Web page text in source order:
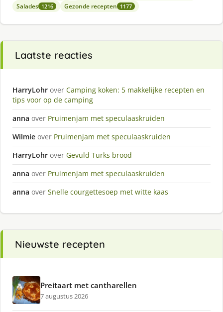
Salades 1216 Gezonde recepten 1177
Laatste reacties
HarryLohr over Camping koken: 5 makkelijke recepten en
tips voor op de camping
anna over Pruimenjam met speculaaskruiden
Wilmie over Pruimenjam met speculaaskruiden
HarryLohr over Gevuld Turks brood
anna over Pruimenjam met speculaaskruiden
anna over Snelle courgettesoep met witte kaas
Nieuwste recepten
Preitaart met cantharellen
7 augustus 2026